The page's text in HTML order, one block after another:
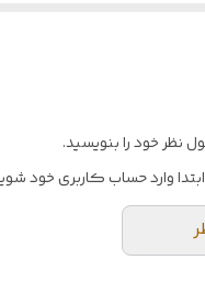
نظر خود را بنویسید.
وارد حساب کاربری خود